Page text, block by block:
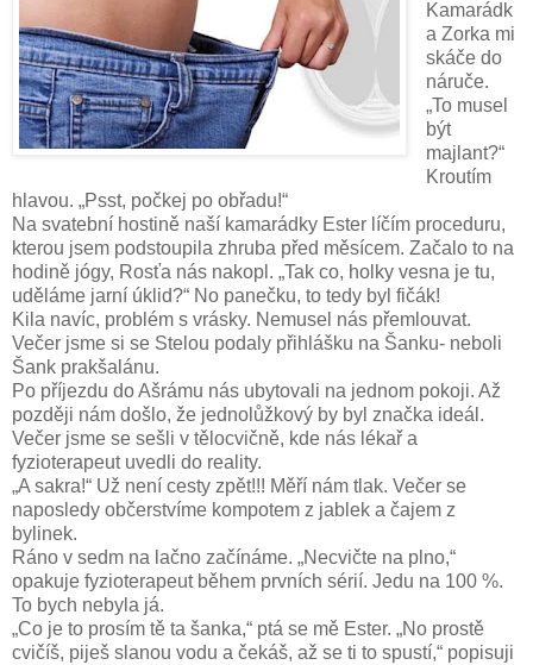
Kamarádk
a Zorka mi
skáče do
náruče.
„To musel
být
majlant?“
Kroutím
hlavou. „Psst, počkej po obřadu!“
Na svatební hostině naší kamarádky Ester líčím proceduru,
kterou jsem podstoupila zhruba před měsícem. Začalo to na
hodině jógy, Rosťa nás nakopl. „Tak co, holky vesna je tu,
uděláme jarní úklid?“ No panečku, to tedy byl fičák!
Kila navíc, problém s vrásky. Nemusel nás přemlouvat.
Večer jsme si se Stelou podaly přihlášku na Šanku- neboli
Šank prakšalánu.
Po příjezdu do Ašrámu nás ubytovali na jednom pokoji. Až
později nám došlo, že jednolůžkový by byl značka ideál.
Večer jsme se sešli v tělocvičně, kde nás lékař a
fyzioterapeut uvedli do reality.
„A sakra!“ Už není cesty zpět!!! Měří nám tlak. Večer se
naposledy občerstvíme kompotem z jablek a čajem z
bylinek.
Ráno v sedm na lačno začínáme. „Necvičte na plno,“
opakuje fyzioterapeut během prvních sérií. Jedu na 100 %.
To bych nebyla já.
„Co je to prosím tě ta šanka,“ ptá se mě Ester. „No prostě
cvičíš, piješ slanou vodu a čekáš, až se ti to spustí,“ popisuji